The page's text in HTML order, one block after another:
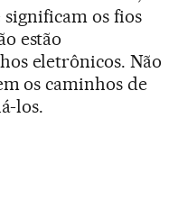
os fios
estão
eletrônicos. Não
os caminhos de
los.